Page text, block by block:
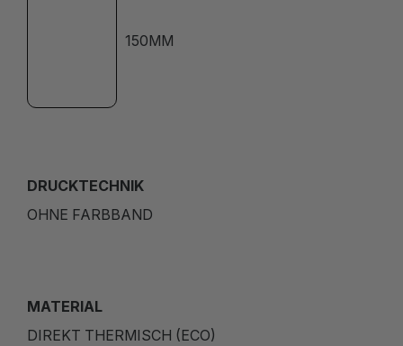
150MM
DRUCKTECHNIK
OHNE FARBBAND
MATERIAL
DIREKT THERMISCH (ECO)